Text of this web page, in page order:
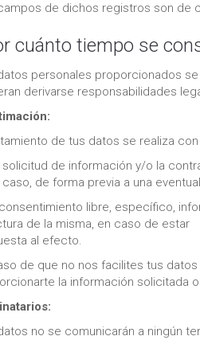
de dichos registros son de
cuánto tiempo se
personales proporcionados
derivarse responsabilidades
de tus datos se realiza
solicitud de información y/o la
de forma previa a una
libre, específico,
de la misma, en caso de
al efecto.
de que no nos facilites tus
la información solicitada
no se comunicarán a ningún